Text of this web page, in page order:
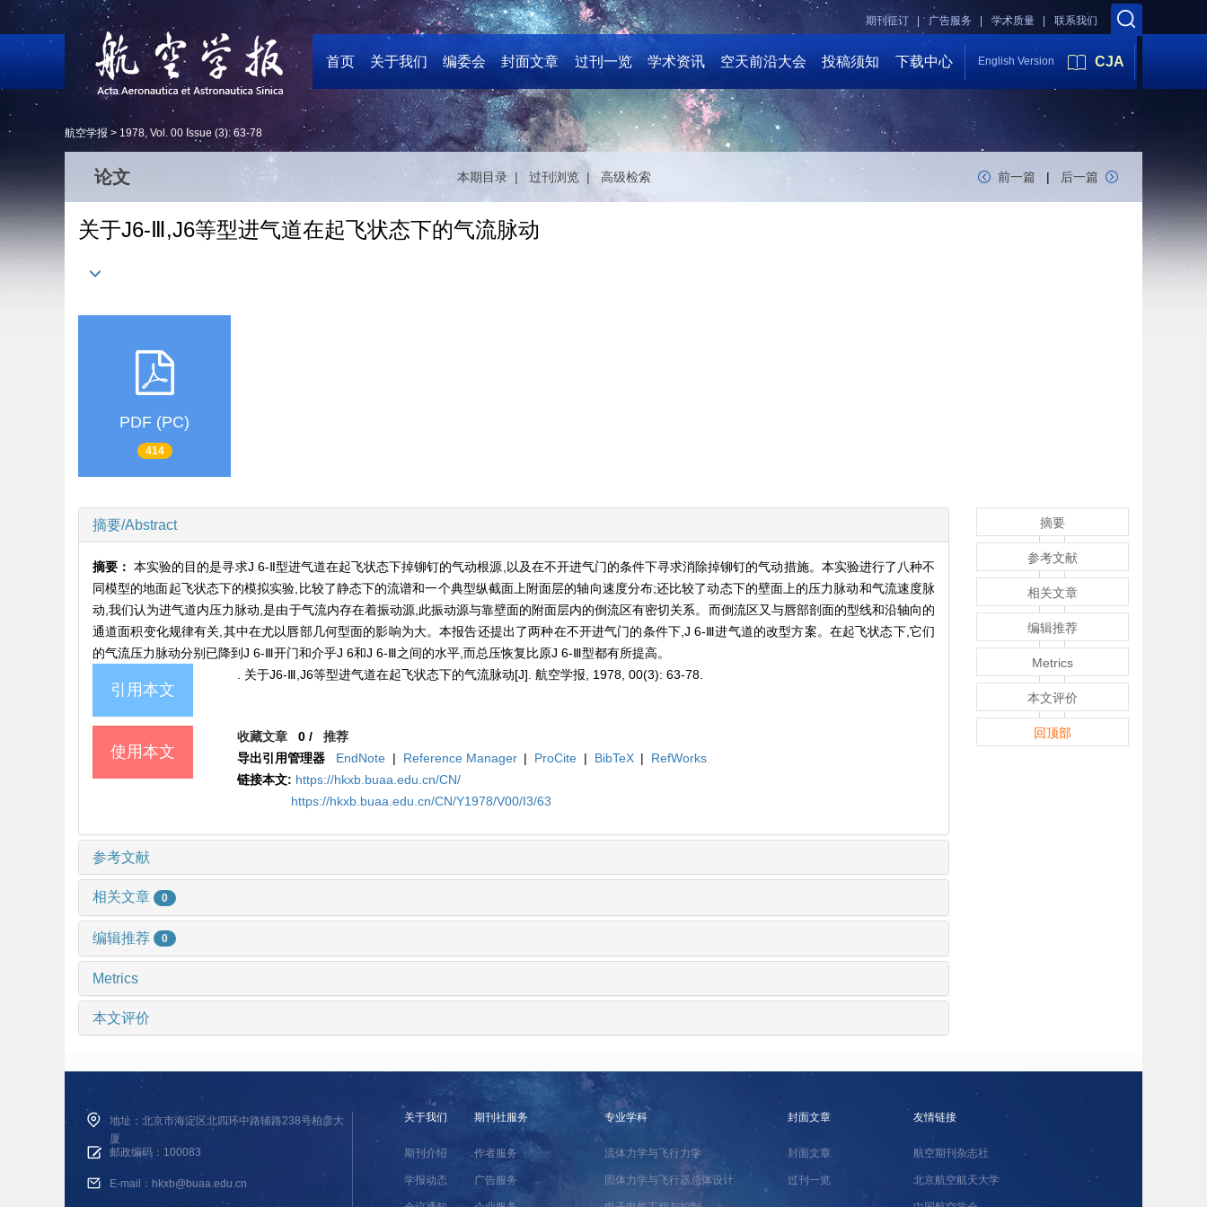
联系我们
学术质量 |
广告服务 |
期刊征订 |
首页 关于我们 编委会 封面文章 过刊一览 学术资讯 空天前沿大会 投稿须知 下载中心 English Version CJA
航空学报 > 1978, Vol. 00 Issue (3): 63-78
论文 本期目录 | 过刊浏览 | 高级检索 前一篇 | 后一篇
关于J6-Ⅲ,J6等型进气道在起飞状态下的气流脉动
PDF (PC)
414
摘要/Abstract
摘要：本实验的目的是寻求J 6-Ⅱ型进气道在起飞状态下掉铆钉的气动根源,以及在不开进气门的条件下寻求消除掉铆钉的气动措施。本实验进行了八种不
同模型的地面起飞状态下的模拟实验,比较了静态下的流谱和一个典型纵截面上附面层的轴向速度分布;还比较了动态下的壁面上的压力脉动和气流速度脉
动,我们认为进气道内压力脉动,是由于气流内存在着振动源,此振动源与靠壁面的附面层内的倒流区有密切关系。而倒流区又与唇部剖面的型线和沿轴向的
通道面积变化规律有关,其中在尤以唇部几何型面的影响为大。本报告还提出了两种在不开进气门的条件下,J 6-Ⅲ进气道的改型方案。在起飞状态下,它们
的气流压力脉动分别已降到J 6-Ⅲ开门和介乎J 6和J 6-Ⅲ之间的水平,而总压恢复比原J 6-Ⅲ型都有所提高。
引用本文
. 关于J6-Ⅲ,J6等型进气道在起飞状态下的气流脉动[J]. 航空学报, 1978, 00(3): 63-78.
使用本文
收藏文章 0 /推荐
导出引用管理器
EndNote | Reference Manager | ProCite | BibTeX |
RefWorks
链接本文: https://hkxb.buaa.edu.cn/CN/
https://hkxb.buaa.edu.cn/CN/Y1978/V00/I3/63
参考文献
相关文章 0
编辑推荐 0
Metrics
本文评价
摘要
参考文献
相关文章
编辑推荐
Metrics
本文评价
回顶部
地址：北京市海淀区北四环中路辅路238号柏彦大
厦
邮政编码：100083
E-mail：hkxb@buaa.edu.cn
关于我们
期刊介绍
学报动态
期刊社服务
作者服务
广告服务
专业学科
流体力学与飞行力学
固体力学与飞行器总体设计
封面文章
封面文章
过刊一览
友情链接
航空期刊杂志社
北京航空航天大学